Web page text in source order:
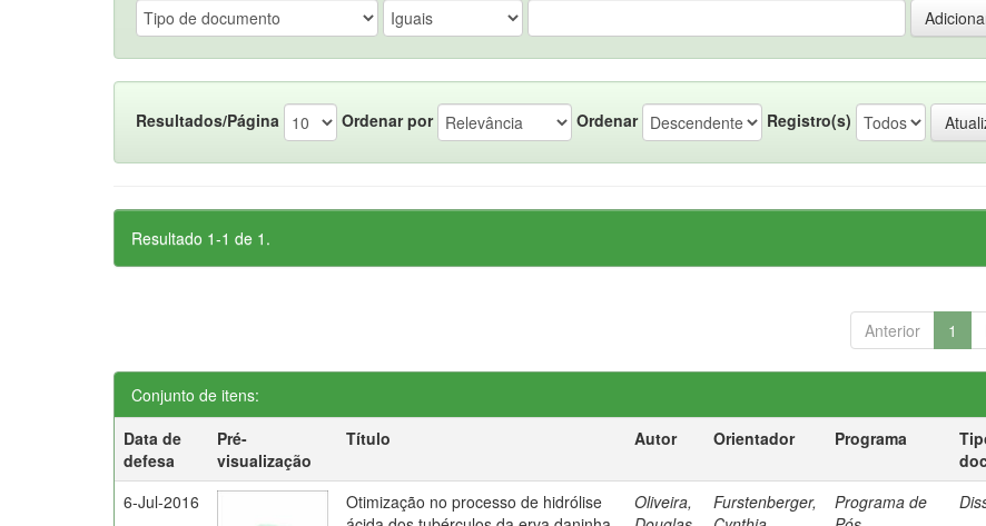
Resultados/Página Ordenar por Ordenar Registro(s)
Resultado 1-1 de 1.
Anterior 1
Conjunto de itens:
Data de
defesa
Pré-
visualização
Título Autor Orientador Programa
6-Jul-2016
Otimização no processo de hidrólise
Oliveira,
Furstenberger,
Programa de